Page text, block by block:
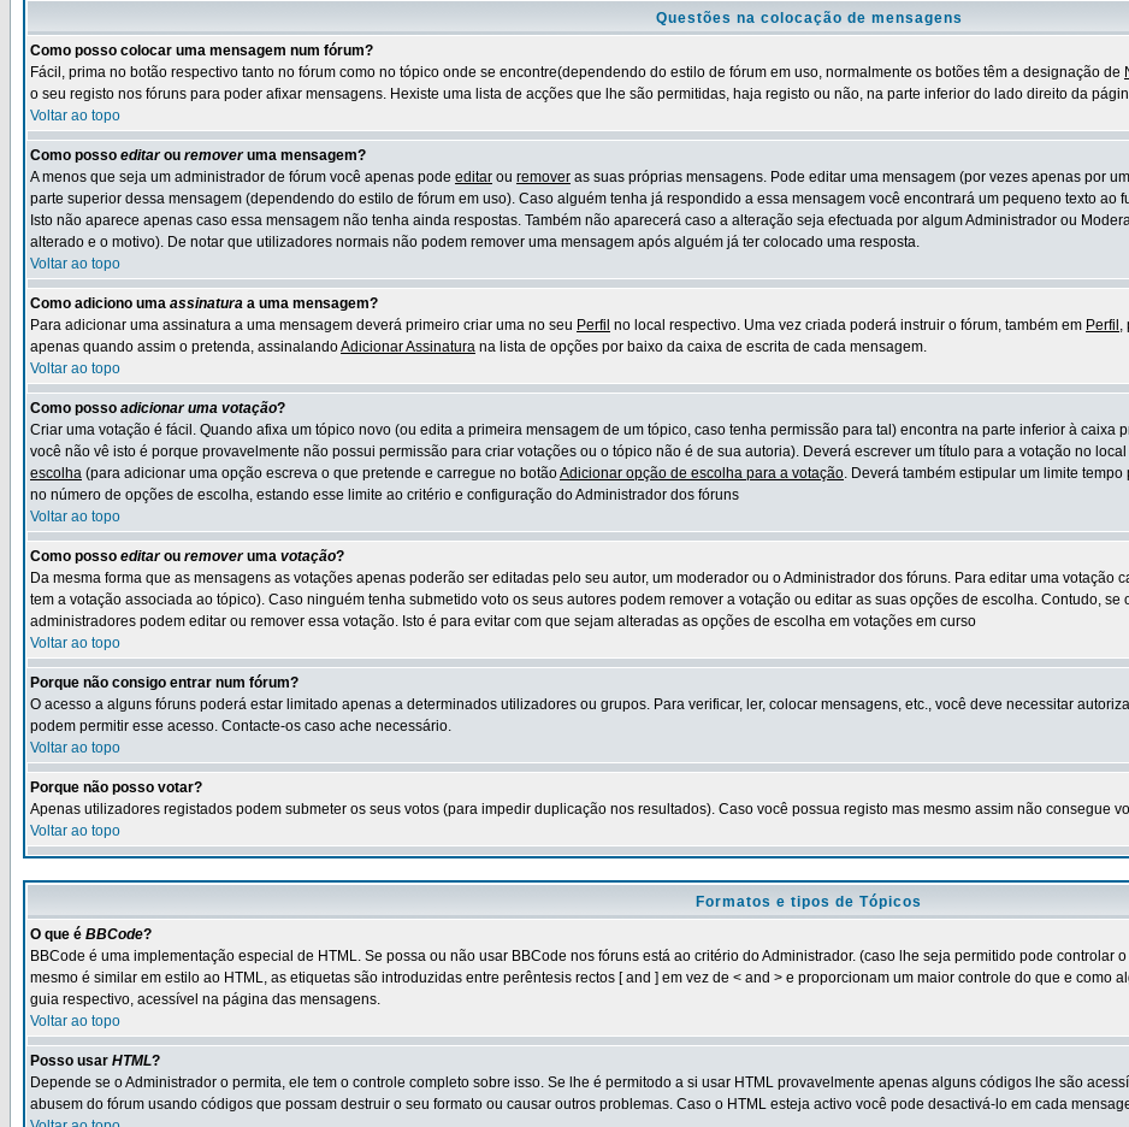
Questões na colocação de mensagens
Como posso colocar uma mensagem num fórum?
Fácil, prima no botão respectivo tanto no fórum como no tópico onde se encontre(dependendo do estilo de fórum em uso, normalmente os botões têm a designação de
o seu registo nos fóruns para poder afixar mensagens. Hexiste uma lista de acções que lhe são permitidas, haja registo ou não, na parte inferior do lado direito da
Voltar ao topo
Como posso editarou removeruma mensagem?
A menos que seja um administrador de fórum você apenas pode editar ou remover as suas próprias mensagens. Pode editar uma mensagem (por vezes apenas por
parte superior dessa mensagem (dependendo do estilo de fórum em uso). Caso alguém tenha já respondido a essa mensagem você encontrará um pequeno texto
Isto não aparece apenas caso essa mensagem não tenha ainda respostas. Também não aparecerá caso a alteração seja efectuada por algum Administrador ou
alterado e o motivo). De notar que utilizadores normais não podem remover uma mensagem após alguém já ter colocado uma resposta.
Voltar ao topo
Como adiciono uma assinatura a uma mensagem?
Para adicionar uma assinatura a uma mensagem deverá primeiro criar uma no seu Perfil no local respectivo. Uma vez criada poderá instruir o fórum, também em Perfil ,
apenas quando assim o pretenda, assinalandoAdicionar Assinatura na lista de opções por baixo da caixa de escrita de cada mensagem.
Voltar ao topo
Como posso adicionar uma votação?
Criar uma votação é fácil. Quando afixa um tópico novo (ou edita a primeira mensagem de um tópico, caso tenha permissão para tal) encontra na parte inferior à caixa
você não vê isto é porque provavelmente não possui permissão para criar votações ou o tópico não é de sua autoria). Deverá escrever um título para a votação no
escolha (para adicionar uma opção escreva o que pretende e carregue no botãoAdicionar opção de escolha para a votação. Deverá também estipular um limite
no número de opções de escolha, estando esse limite ao critério e configuração do Administrador dos fóruns
Voltar ao topo
Como posso editarou removeruma votação?
Da mesma forma que as mensagens as votações apenas poderão ser editadas pelo seu autor, um moderador ou o Administrador dos fóruns. Para editar uma
tem a votação associada ao tópico). Caso ninguém tenha submetido voto os seus autores podem remover a votação ou editar as suas opções de escolha. Contudo,
administradores podem editar ou remover essa votação. Isto é para evitar com que sejam alteradas as opções de escolha em votações em curso
Voltar ao topo
Porque não consigo entrar num fórum?
O acesso a alguns fóruns poderá estar limitado apenas a determinados utilizadores ou grupos. Para verificar, ler, colocar mensagens, etc., você deve necessitar
podem permitir esse acesso. Contacte-os caso ache necessário.
Voltar ao topo
Porque não posso votar?
Apenas utilizadores registados podem submeter os seus votos (para impedir duplicação nos resultados). Caso você possua registo mas mesmo assim não consegue
Voltar ao topo
Formatos e tipos de Tópicos
O que é BBCode?
BBCode é uma implementação especial de HTML. Se possa ou não usar BBCode nos fóruns está ao critério do Administrador. (caso lhe seja permitido pode controlar
mesmo é similar em estilo ao HTML, as etiquetas são introduzidas entre perêntesis rectos [ and ] em vez de < and > e proporcionam um maior controle do que e como
guia respectivo, acessível na página das mensagens.
Voltar ao topo
Posso usar HTML?
Depende se o Administrador o permita, ele tem o controle completo sobre isso. Se lhe é permitodo a si usar HTML provavelmente apenas alguns códigos lhe são
abusem do fórum usando códigos que possam destruir o seu formato ou causar outros problemas. Caso o HTML esteja activo você pode desactivá-lo em cada